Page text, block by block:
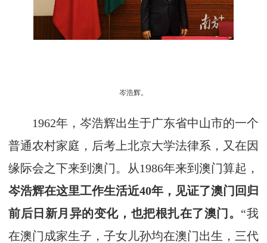
岑浩辉。
1962年，岑浩辉出生于广东省中山市的一个
普通农村家庭，后考上北京大学法律系，又在因
缘际会之下来到澳门。从1986年来到澳门算起，
岑浩辉在这里工作生活近40年，见证了澳门回归
前后日新月异的变化，也把根扎在了澳门。 “我
在澳门成家生子，子女儿孙均在澳门出生，三代